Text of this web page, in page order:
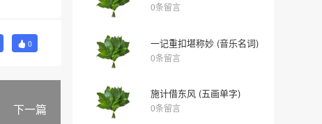
0
下一篇
0条留言
一记重扣堪称妙 (音乐名词)
0条留言
施计借东风 (五画单字)
0条留言